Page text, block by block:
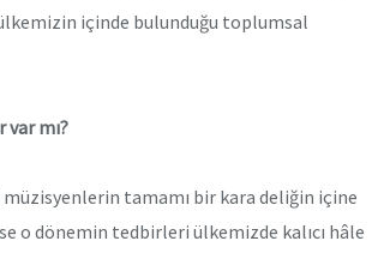
ülkemizin içinde bulunduğu toplumsal
var mı?
tamamı bir kara deliğin içine
o dönemin tedbirleri ülkemizde kalıcı hâle